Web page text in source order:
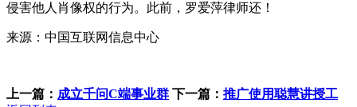
侵害他人肖像权的行为。此前，罗爱萍律师还！
来源：中国互联网信息中心
上一篇： 成立千问C端事业群 下一篇： 推广使用聪慧讲授工